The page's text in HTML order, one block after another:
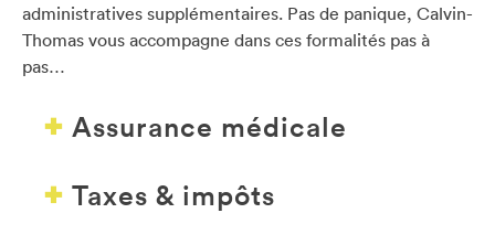
administratives supplémentaires. Pas de panique, Calvin-
Thomas vous accompagne dans ces formalités pas à
pas…
Assurance médicale
Taxes & impôts